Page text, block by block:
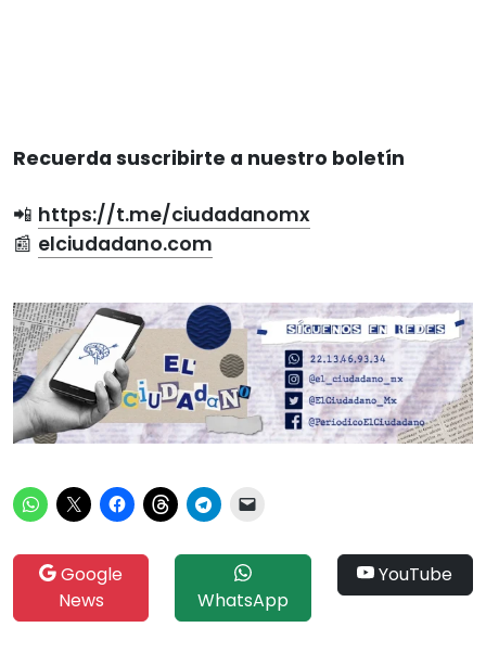
Recuerda suscribirte a nuestro boletín
📲 https://t.me/ciudadanomx
📰 elciudadano.com
Google
News
WhatsApp
YouTube